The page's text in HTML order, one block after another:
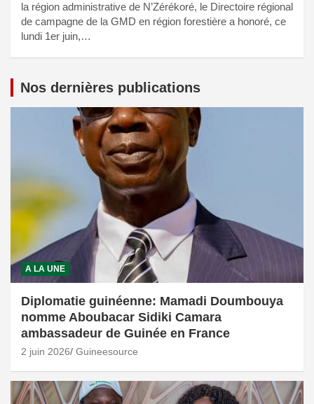
la région administrative de N’Zérékoré, le Directoire régional
de campagne de la GMD en région forestière a honoré, ce
lundi 1er juin,…
Nos dernières publications
A LA UNE
Diplomatie guinéenne: Mamadi Doumbouya
nomme Aboubacar Sidiki Camara
ambassadeur de Guinée en France
2 juin 2026 Guineesource